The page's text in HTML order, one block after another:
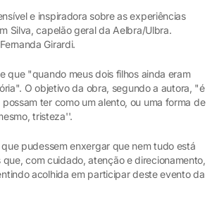
e inspiradora sobre as experiências
Silva, capelão geral da Aelbra/Ulbra.
Girardi.
que "quando meus dois filhos ainda eram
O objetivo da obra, segundo a autora, "é
ter como um alento, ou uma forma de
tristeza''.
pudessem enxergar que nem tudo está
com cuidado, atenção e direcionamento,
acolhida em participar deste evento da